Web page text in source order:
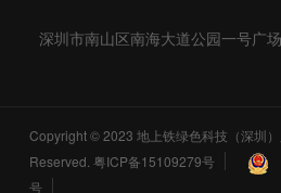
深圳市南山区南海大道公园一号广
Copyright © 2023 地上铁绿色科技（深圳
Reserved. 粤ICP备15109279号
号